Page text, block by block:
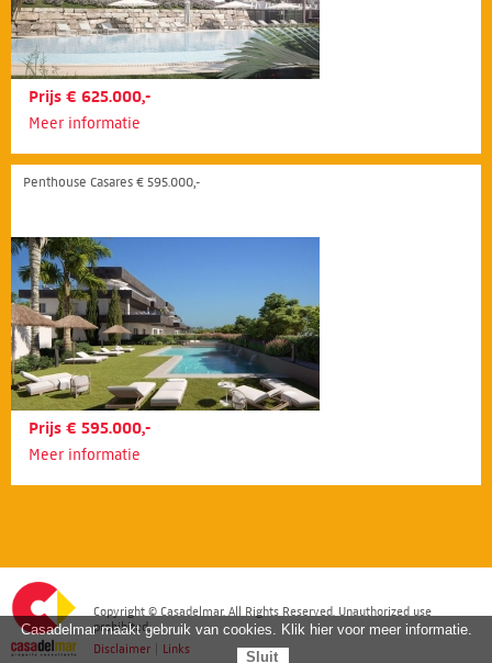
Prijs € 625.000,-
Meer informatie
Penthouse Casares € 595.000,-
Prijs € 595.000,-
Meer informatie
Copyright © Casadelmar. All Rights Reserved. Unauthorized use
prohibited.
Disclaimer
Links
Casadelmar maakt gebruik van cookies. Klik hier voor meer informatie.
Sluit